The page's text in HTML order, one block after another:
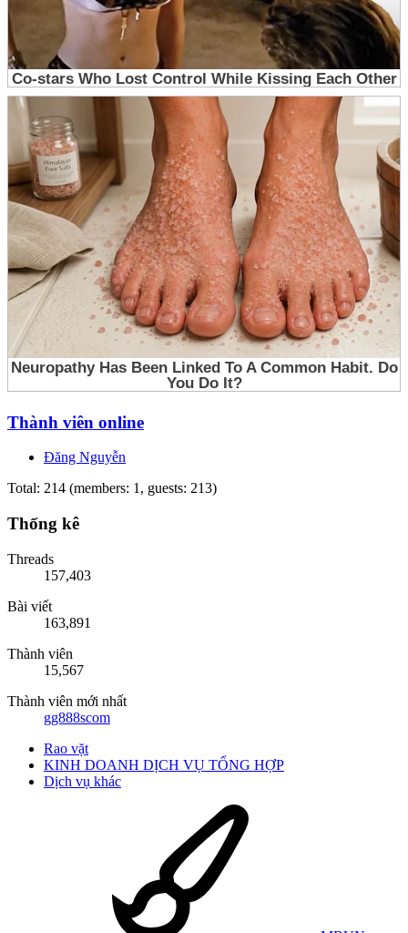
Thành viên online
Đăng Nguyễn
Total: 214 (members: 1, guests: 213)
Thống kê
Threads
157,403
Bài viết
163,891
Thành viên
15,567
Thành viên mới nhất
gg888scom
Rao vặt
KINH DOANH DỊCH VỤ TỔNG HỢP
Dịch vụ khác